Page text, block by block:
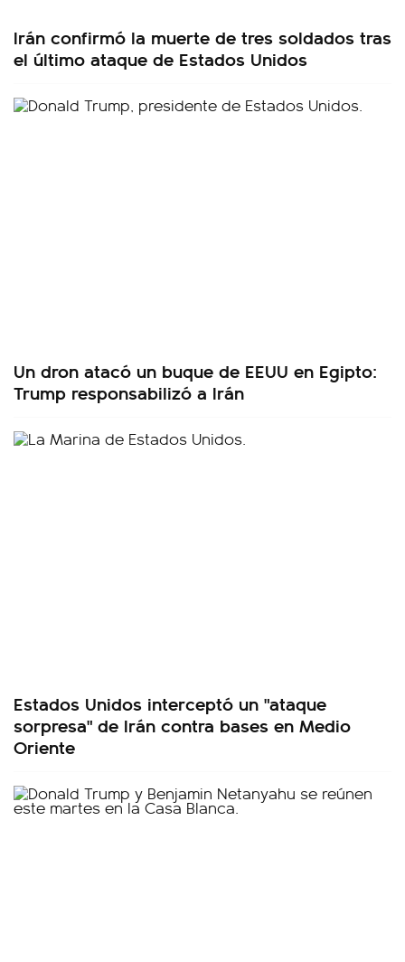
Irán confirmó la muerte de tres soldados tras
el último ataque de Estados Unidos
Un dron atacó un buque de EEUU en Egipto:
Trump responsabilizó a Irán
Estados Unidos interceptó un "ataque
sorpresa" de Irán contra bases en Medio
Oriente